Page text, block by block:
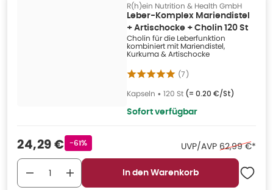
R(h)ein Nutrition & Health GmbH
Leber-Komplex Mariendistel
+ Artischocke + Cholin 120 St
Cholin für die Leberfunktion
kombiniert mit Mariendistel,
Kurkuma & Artischocke
(7)
Kapseln • 120 St (= 0.20 €/St)
Sofort verfügbar
Verkaufspreis
24,29 € Rabattstempel
-61% UVP/AVP Ehemaliger
62,99 €*
In den Warenkorb